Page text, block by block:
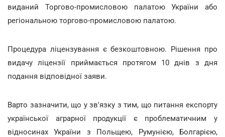
виданий Торгово-промисловою палатою України або
регіональною торгово-промисловою палатою.
Процедура ліцензування є безкоштовною. Рішення про
видачу ліцензії приймається протягом 10 днів з дня
подання відповідної заяви.
Варто зазначити, що у зв'язку з тим, що питання експорту
української аграрної продукції є проблематичним у
відносинах України з Польщею, Румунією, Болгарією,